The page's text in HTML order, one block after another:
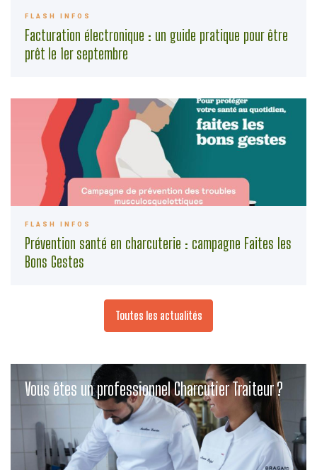
FLASH INFOS
Facturation électronique : un guide pratique pour être
prêt le 1er septembre
FLASH INFOS
Prévention santé en charcuterie : campagne Faites les
Bons Gestes
Toutes les actualités
Vous êtes un professionnel Charcutier Traiteur ?